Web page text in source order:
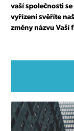
vaší společnosti
vyřízení svěříte
změny názvu